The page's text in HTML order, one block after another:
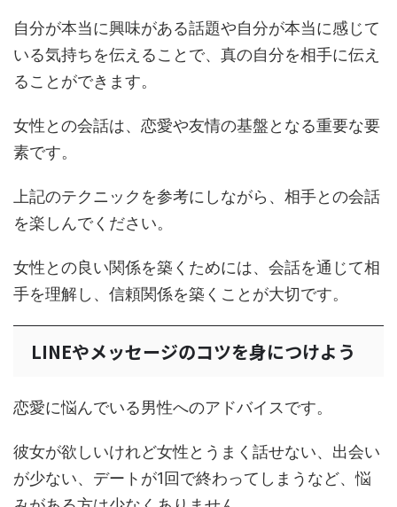
自分が本当に興味がある話題や自分が本当に感じて
いる気持ちを伝えることで、真の自分を相手に伝え
ることができます。
女性との会話は、恋愛や友情の基盤となる重要な要
素です。
上記のテクニックを参考にしながら、相手との会話
を楽しんでください。
女性との良い関係を築くためには、会話を通じて相
手を理解し、信頼関係を築くことが大切です。
LINEやメッセージのコツを身につけよう
恋愛に悩んでいる男性へのアドバイスです。
彼女が欲しいけれど女性とうまく話せない、出会い
が少ない、デートが1回で終わってしまうなど、悩